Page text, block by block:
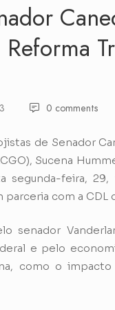
0 comments
de Senador
Sucena
segunda-feira,
parceria com a CDL
senador
e pelo
como o